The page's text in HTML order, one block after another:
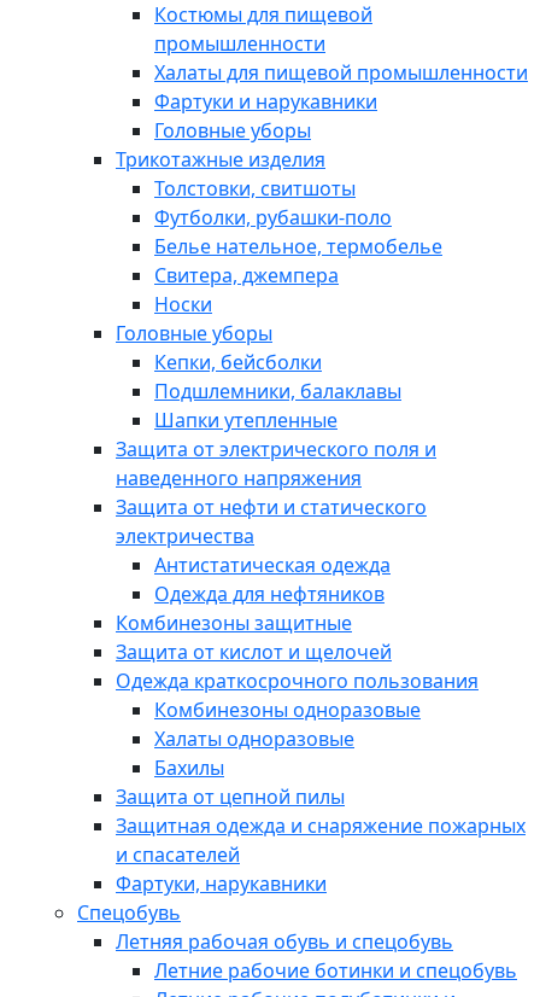
Костюмы для пищевой
промышленности
Халаты для пищевой промышленности
Фартуки и нарукавники
Головные уборы
Трикотажные изделия
Толстовки, свитшоты
Футболки, рубашки-поло
Белье нательное, термобелье
Свитера, джемпера
Носки
Головные уборы
Кепки, бейсболки
Подшлемники, балаклавы
Шапки утепленные
Защита от электрического поля и
наведенного напряжения
Защита от нефти и статического
электричества
Антистатическая одежда
Одежда для нефтяников
Комбинезоны защитные
Защита от кислот и щелочей
Одежда краткосрочного пользования
Комбинезоны одноразовые
Халаты одноразовые
Бахилы
Защита от цепной пилы
Защитная одежда и снаряжение пожарных
и спасателей
Фартуки, нарукавники
Спецобувь
Летняя рабочая обувь и спецобувь
Летние рабочие ботинки и спецобувь